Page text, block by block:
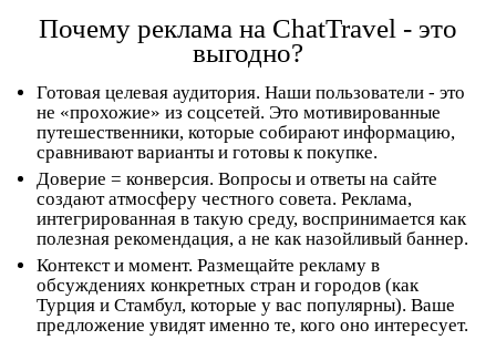
Почему реклама на ChatTravel - это
выгодно?
Готовая целевая аудитория. Наши пользователи - это
не «прохожие» из соцсетей. Это мотивированные
путешественники, которые собирают информацию,
сравнивают варианты и готовы к покупке.
Доверие = конверсия. Вопросы и ответы на сайте
создают атмосферу честного совета. Реклама,
интегрированная в такую среду, воспринимается как
полезная рекомендация, а не как назойливый баннер.
Контекст и момент. Размещайте рекламу в
обсуждениях конкретных стран и городов (как
Турция и Стамбул, которые у вас популярны). Ваше
предложение увидят именно те, кого оно интересует.